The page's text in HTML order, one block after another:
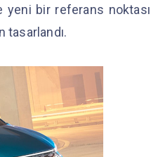
yeni bir referans noktası
tasarlandı.